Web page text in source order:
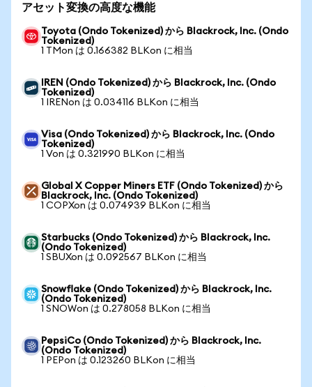
アセット変換の高度な機能
Toyota (Ondo Tokenized) から Blackrock, Inc. (Ondo
Tokenized)
1 TMon は 0.166382 BLKon に相当
IREN (Ondo Tokenized) から Blackrock, Inc. (Ondo
Tokenized)
1 IRENon は 0.034116 BLKon に相当
Visa (Ondo Tokenized) から Blackrock, Inc. (Ondo
Tokenized)
1 Von は 0.321990 BLKon に相当
Global X Copper Miners ETF (Ondo Tokenized) から
Blackrock, Inc. (Ondo Tokenized)
1 COPXon は 0.074939 BLKon に相当
Starbucks (Ondo Tokenized) から Blackrock, Inc.
(Ondo Tokenized)
1 SBUXon は 0.092567 BLKon に相当
Snowflake (Ondo Tokenized) から Blackrock, Inc.
(Ondo Tokenized)
1 SNOWon は 0.278058 BLKon に相当
PepsiCo (Ondo Tokenized) から Blackrock, Inc.
(Ondo Tokenized)
1 PEPon は 0.123260 BLKon に相当